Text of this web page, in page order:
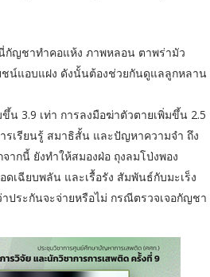
กัญชาทำคอแห้ง ภาพหลอน ตาพร่ามัว
ชน์แอบแฝง ดังนั้นต้องช่วยกันดูแลลูกหลาน
3.9 เท่า การลงมือฆ่าตัวตายเพิ่มขึ้น 2.5
รเรียนรู้ สมาธิสั้น และปัญหาความจำ ถึง
กนี้ ยังทำให้สมองฝ่อ ถุงลมโป่งพอง
ดเฉียบพลัน และเรื้อรัง สัมพันธ์กับมะเร็ง
ประกันจะจ่ายหรือไม่ กรณีตรวจเจอกัญชา